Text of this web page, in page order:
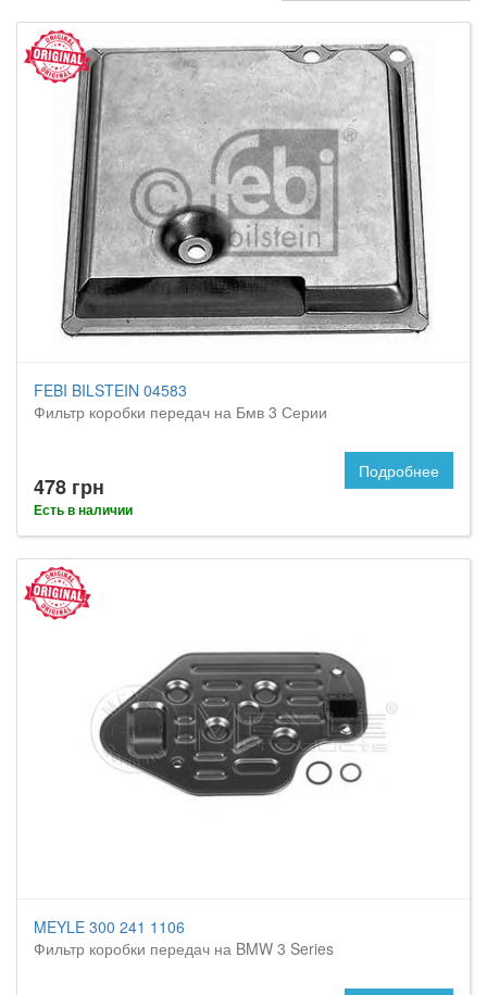
FEBI BILSTEIN 04583
Фильтр коробки передач на Бмв 3 Серии
478 грн
Есть в наличии
Подробнее
MEYLE 300 241 1106
Фильтр коробки передач на BMW 3 Series